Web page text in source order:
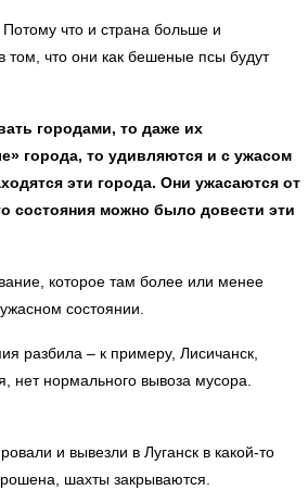
что и страна больше и
том, что они как бешеные псы будут
городами, то даже их
города, то удивляются и с ужасом
эти города. Они ужасаются от
состояния можно было довести эти
которое там более или менее
состоянии.
разбила – к примеру, Лисичанск,
нет нормального вывоза мусора.
и вывезли в Луганск в какой-то
шахты закрываются.